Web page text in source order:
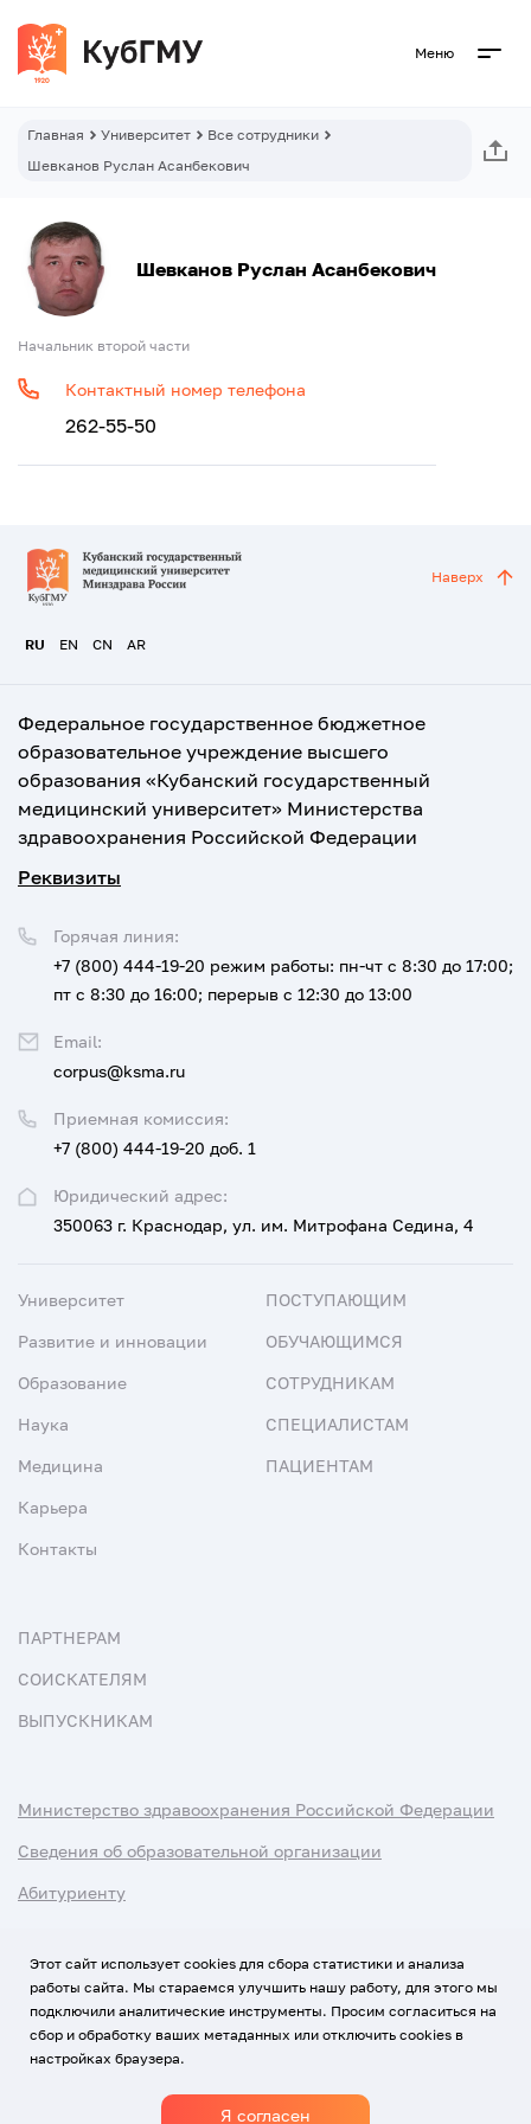
Меню
Главная Университет
Все сотрудники
Шевканов Руслан Асанбекович
Шевканов Руслан Асанбекович
Начальник второй части
Контактный номер телефона
262-55-50
RU EN CN AR
Наверх
Федеральное государственное бюджетное
образовательное учреждение высшего
образования «Кубанский государственный
медицинский университет» Министерства
здравоохранения Российской Федерации
Реквизиты
Юридический адрес:
350063 г. Краснодар, ул. им. Митрофана Седина, 4
Приемная комиссия:
+7 (800) 444-19-20 доб. 1
Горячая линия:
+7 (800) 444-19-20 режим работы: пн-чт с 8:30 до 17:00;
пт с 8:30 до 16:00; перерыв с 12:30 до 13:00
Email:
corpus@ksma.ru
Университет
Развитие и инновации
Образование
Наука
Медицина
Карьера
Контакты
ПОСТУПАЮЩИМ
ОБУЧАЮЩИМСЯ
СОТРУДНИКАМ
СПЕЦИАЛИСТАМ
ПАЦИЕНТАМ
ПАРТНЕРАМ
СОИСКАТЕЛЯМ
ВЫПУСКНИКАМ
Министерство здравоохранения Российской Федерации
Сведения об образовательной организации
Абитуриенту
Использование Cookies
Политика обработки персональных данных
Этот сайт использует cookies для сбора статистики и анализа
работы сайта. Мы стараемся улучшить нашу работу, для этого мы
подключили аналитические инструменты. Просим согласиться на
сбор и обработку ваших метаданных или отключить cookies в
настройках браузера.
Я согласен